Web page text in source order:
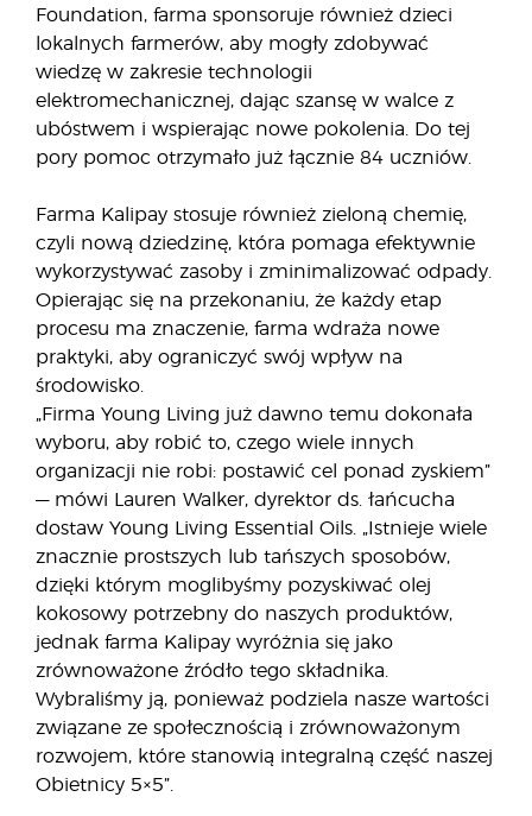
Foundation, farma sponsoruje również dzieci
lokalnych farmerów, aby mogły zdobywać
wiedzę w zakresie technologii
elektromechanicznej, dając szansę w walce z
ubóstwem i wspierając nowe pokolenia. Do tej
pory pomoc otrzymało już łącznie 84 uczniów.
Farma Kalipay stosuje również zieloną chemię,
czyli nową dziedzinę, która pomaga efektywnie
wykorzystywać zasoby i zminimalizować odpady.
Opierając się na przekonaniu, że każdy etap
procesu ma znaczenie, farma wdraża nowe
praktyki, aby ograniczyć swój wpływ na
środowisko.
„Firma Young Living już dawno temu dokonała
wyboru, aby robić to, czego wiele innych
organizacji nie robi: postawić cel ponad zyskiem”
— mówi Lauren Walker, dyrektor ds. łańcucha
dostaw Young Living Essential Oils. „Istnieje wiele
znacznie prostszych lub tańszych sposobów,
dzięki którym moglibyśmy pozyskiwać olej
kokosowy potrzebny do naszych produktów,
jednak farma Kalipay wyróżnia się jako
zrównoważone źródło tego składnika.
Wybraliśmy ją, ponieważ podziela nasze wartości
związane ze społecznością i zrównoważonym
rozwojem, które stanowią integralną część naszej
Obietnicy 5×5”.